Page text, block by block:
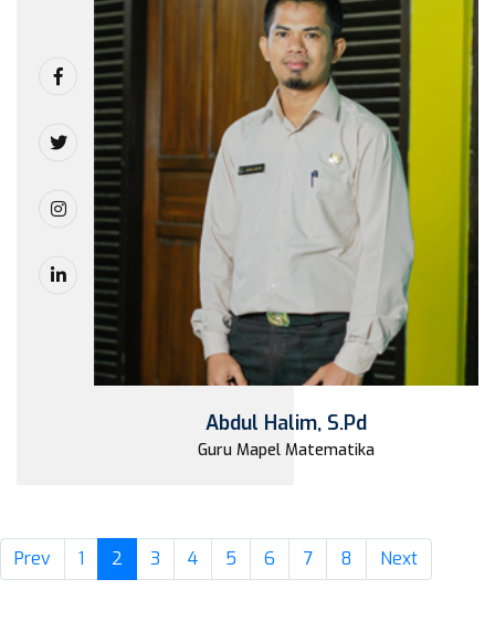
Abdul Halim, S.Pd
Guru Mapel Matematika
Prev 1 2 (current)
3 4 5 6 7 8 Next